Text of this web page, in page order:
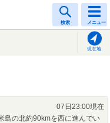
検索 メニュー
現在地
07日23:00現在
島の北約90kmを西に進んでい